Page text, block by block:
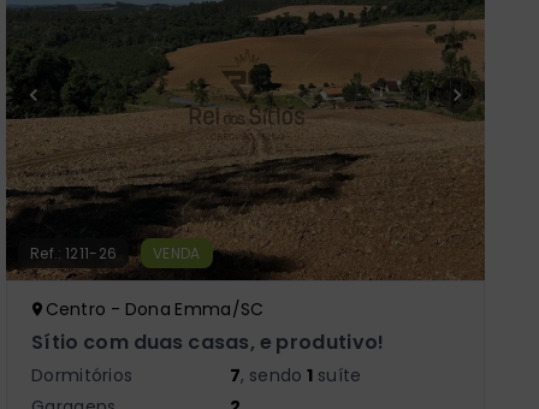
Ref.: 1211-26 VENDA
Centro - Dona Emma/SC
Sítio com duas casas, e produtivo!
Dormitórios 7, sendo1 suíte